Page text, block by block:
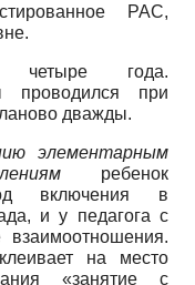
РАС,
четыре года.
проводился при
дважды.
элементарным
ребенок
включения в
и у педагога с
на место
«занятие с